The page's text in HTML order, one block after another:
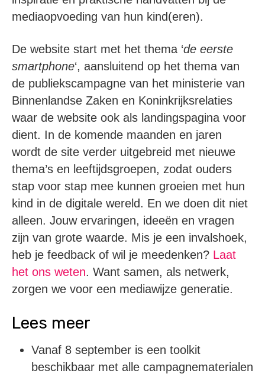
mediaopvoeding van hun kind(eren).
De website start met het thema ‘de eerste
smartphone‘, aansluitend op het thema van
de publiekscampagne van het ministerie van
Binnenlandse Zaken en Koninkrijksrelaties
waar de website ook als landingspagina voor
dient. In de komende maanden en jaren
wordt de site verder uitgebreid met nieuwe
thema’s en leeftijdsgroepen, zodat ouders
stap voor stap mee kunnen groeien met hun
kind in de digitale wereld. En we doen dit niet
alleen. Jouw ervaringen, ideeën en vragen
zijn van grote waarde. Mis je een invalshoek,
heb je feedback of wil je meedenken? Laat
het ons weten. Want samen, als netwerk,
zorgen we voor een mediawijze generatie.
Lees meer
Vanaf 8 september is een toolkit
beschikbaar met alle campagnematerialen